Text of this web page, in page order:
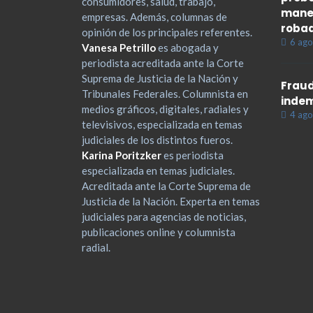
empresas. Además, columnas de
opinión de los principales referentes.
Vanesa Petrilloes abogada y
periodista acreditada ante la Corte
Suprema de Justicia de la Nación y
Tribunales Federales. Columnista en
medios gráficos, digitales, radiales y
televisivos, especializada en temas
judiciales de los distintos fueros.
Karina Poritzkeres periodista
especializada en temas judiciales.
Acreditada ante la Corte Suprema de
Justicia de la Nación. Experta en temas
judiciales para agencias de noticias,
publicaciones online y columnista
radial.
6
4